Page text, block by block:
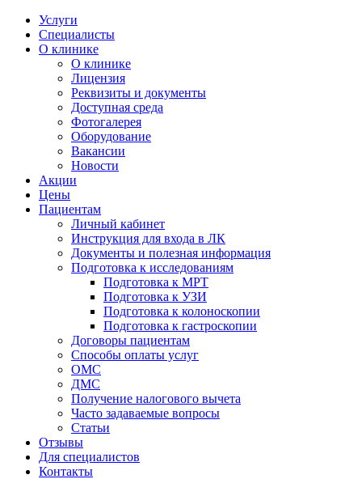
Услуги
Специалисты
О клинике
О клинике
Лицензия
Реквизиты и документы
Доступная среда
Фотогалерея
Оборудование
Вакансии
Новости
Акции
Цены
Пациентам
Личный кабинет
Инструкция для входа в ЛК
Документы и полезная информация
Подготовка к исследованиям
Подготовка к МРТ
Подготовка к УЗИ
Подготовка к колоноскопии
Подготовка к гастроскопии
Договоры пациентам
Способы оплаты услуг
ОМС
ДМС
Получение налогового вычета
Часто задаваемые вопросы
Статьи
Отзывы
Для специалистов
Контакты